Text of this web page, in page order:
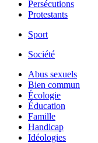
Persécutions
Protestants
Sport
Société
Abus sexuels
Bien commun
Écologie
Éducation
Famille
Handicap
Idéologies